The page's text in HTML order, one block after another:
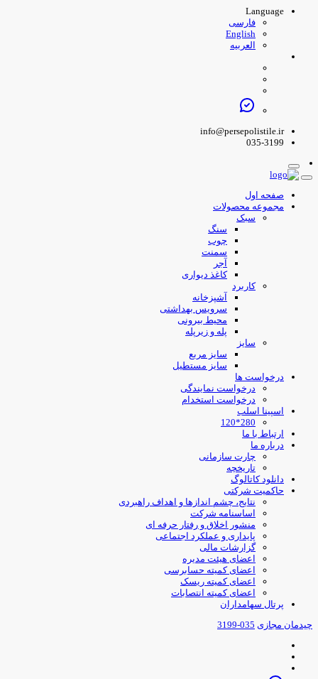
Language
فارسی
English
العربیه
info@persepolistile.ir
035-3199
صفحه اول
مجموعه محصولات
سبک
سنگ
چوب
سمنت
آجر
کاغذ دیواری
کاربرد
آشپزخانه
سرویس بهداشتی
محیط بیرونی
پله و زیرپله
سایز
سایز مربع
سایز مستطیل
درخواست ها
درخواست نمایندگی
درخواست استخدام
اسپینا اسلب
280*120
ارتباط با ما
درباره ما
چارت سازمانی
تاریخچه
دانلود کاتالوگ
حاکمیت شرکتی
نتایج، چشم اندازها و اهداف راهبردی
اساسنامه شرکت
منشور اخلاق و رفتار حرفه ای
پایداری و عملکرد اجتماعی
گزارشات مالی
اعضای هیئت مدیره
اعضای کمیته حسابرسی
اعضای کمیته ریسک
اعضای کمیته انتصابات
پرتال سهامداران
مجازی 035-3199